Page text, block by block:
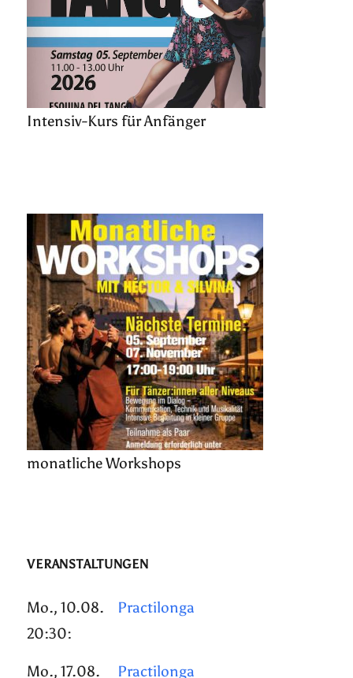
Intensiv-Kurs für Anfänger
monatliche Workshops
VERANSTALTUNGEN
Mo., 10.08.
20:30:
Practilonga
Mo., 17.08. Practilonga